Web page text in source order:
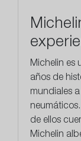
Michelin es
años de
mundiales
de ellos
Michelin